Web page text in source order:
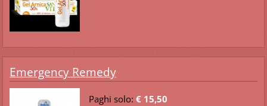
Emergency Remedy
Paghi solo: € 15,50